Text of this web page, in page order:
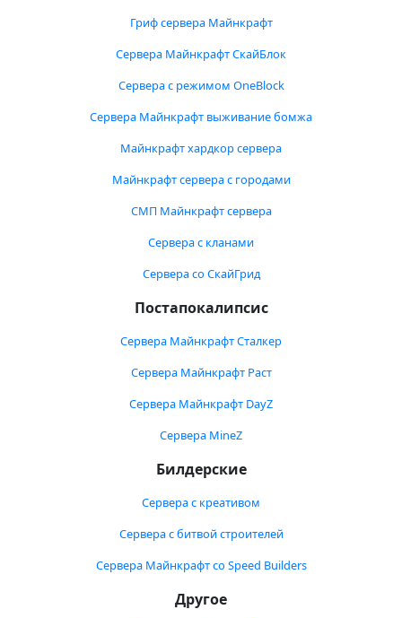
Гриф сервера Майнкрафт
Сервера Майнкрафт СкайБлок
Сервера с режимом OneBlock
Сервера Майнкрафт выживание бомжа
Майнкрафт хардкор сервера
Майнкрафт сервера с городами
СМП Майнкрафт сервера
Сервера с кланами
Сервера со СкайГрид
Постапокалипсис
Сервера Майнкрафт Сталкер
Сервера Майнкрафт Раст
Сервера Майнкрафт DayZ
Сервера MineZ
Билдерские
Сервера с креативом
Сервера с битвой строителей
Сервера Майнкрафт со Speed Builders
Другое